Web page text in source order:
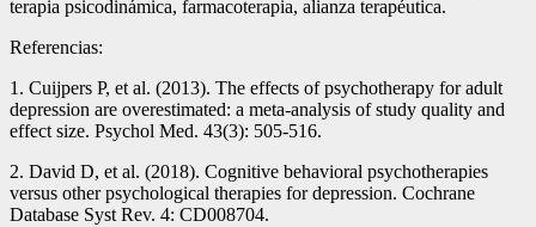
terapia psicodinámica, farmacoterapia, alianza terapéutica.
Referencias:
1. Cuijpers P, et al. (2013). The effects of psychotherapy for adult
depression are overestimated: a meta-analysis of study quality and
effect size. Psychol Med. 43(3): 505-516.
2. David D, et al. (2018). Cognitive behavioral psychotherapies
versus other psychological therapies for depression. Cochrane
Database Syst Rev. 4: CD008704.